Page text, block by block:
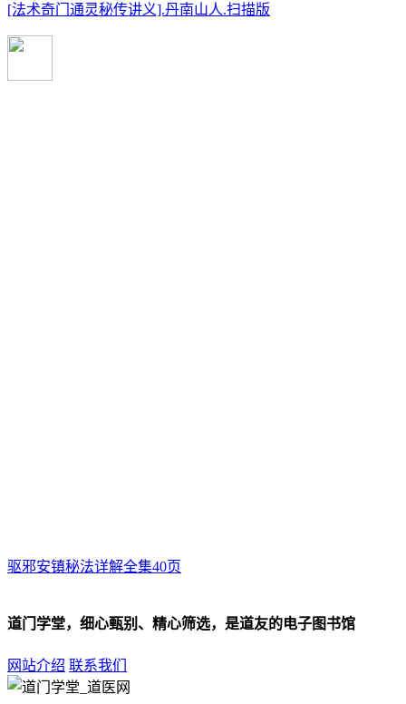
[法术奇门通灵秘传讲义].丹南山人.扫描版
驱邪安镇秘法详解全集40页
道门学堂，细心甄别、精心筛选，是道友的电子图书馆
网站介绍 联系我们